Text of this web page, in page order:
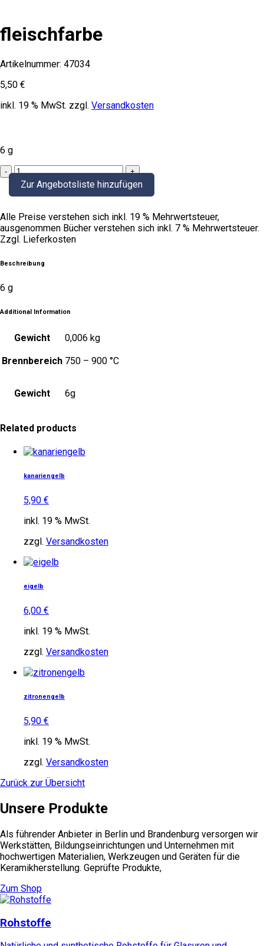
fleischfarbe
Artikelnummer: 47034
5,50 €
inkl. 19 % MwSt. zzgl. Versandkosten
6 g
fleischfarbe
quantityZur Angebotsliste hinzufügen
Alle Preise verstehen sich inkl. 19 % Mehrwertsteuer,
ausgenommen Bücher verstehen sich inkl. 7 % Mehrwertsteuer.
Zzgl. Lieferkosten
Beschreibung
6 g
Additional Information
Gewicht 0,006 kg
Brennbereich 750 – 900 °C
Gewicht 6g
Related products
kanariengelb
5,90 €
inkl. 19 % MwSt.
zzgl. Versandkosten
eigelb
6,00 €
inkl. 19 % MwSt.
zzgl. Versandkosten
zitronengelb
5,90 €
inkl. 19 % MwSt.
zzgl. Versandkosten
Zurück zur Übersicht
Unsere Produkte
Als führender Anbieter in Berlin und Brandenburg versorgen wir
Werkstätten, Bildungseinrichtungen und Unternehmen mit
hochwertigen Materialien, Werkzeugen und Geräten für die
Keramikherstellung. Geprüfte Produkte,
Zum Shop
Rohstoffe